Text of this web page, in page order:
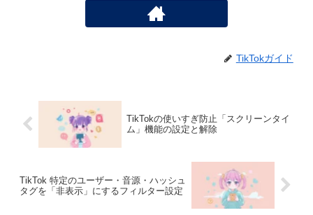
TikTokガイド
TikTokの使いすぎ防止「スクリーンタイ
ム」機能の設定と解除
TikTok 特定のユーザー・音源・ハッシュ
タグを「非表示」にするフィルター設定